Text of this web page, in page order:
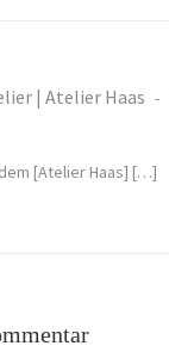
| Atelier Haas
[Atelier Haas] […]